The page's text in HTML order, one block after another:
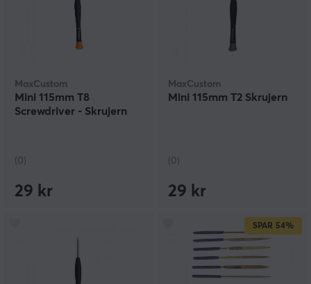
MaxCustom
Mini 115mm T8
Screwdriver - Skrujern
(0)
29 kr
MaxCustom
Mini 115mm T2 Skrujern
(0)
29 kr
SPAR 54%